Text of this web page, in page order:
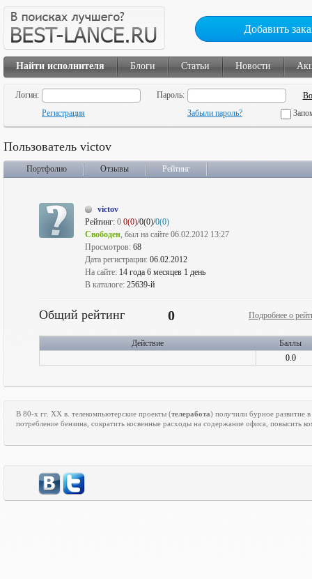
Добавить
Найти исполнителя Блоги Статьи Новости
Логин:
Пароль:
Регистрация
Забыли пароль?
Пользователь victov
Портфолио Отзывы Рейтинг
victov
Рейтинг: 0 0(0)/0(0)/0(0)
Свободен, был на сайте 06.02.2012 13:27
Просмотров: 68
Дата регистрации: 06.02.2012
На сайте: 14 года 6 месяцев 1 день
В каталоге: 25639-й
Общий рейтинг 0 Подробнее о
Действие
Баллы
0.0
В 80-х гг. XX в. телекомпьютерские проекты (телеработа) получили бурное развитие
потребление бензина, сократить косвенные расходы на содержание офиса, повысить